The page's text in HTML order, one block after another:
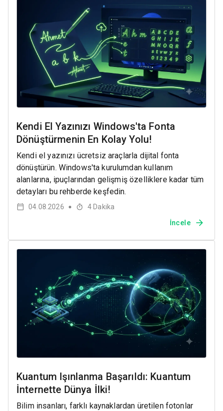
Kendi El Yazınızı Windows'ta Fonta
Dönüştürmenin En Kolay Yolu!
Kendi el yazınızı ücretsiz araçlarla dijital fonta
dönüştürün. Windows'ta kurulumdan kullanım
alanlarına, ipuçlarından gelişmiş özelliklere kadar tüm
detayları bu rehberde keşfedin.
04.08.2026 ● 4 Dakika
İncele
Kuantum Işınlanma Başarıldı: Kuantum
İnternette Dünya İlki!
Bilim insanları, farklı kaynaklardan üretilen fotonlar